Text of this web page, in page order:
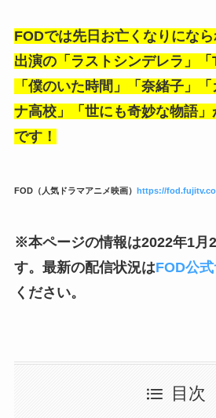
FODでは先日お亡くなりにな
出演の「ラストシンデレラ」
「僕のいた時間」「奈緒子」
ナ高校」「世にも奇妙な物語
です！
FOD（人気ドラマアニメ映画） https://
※本ページの情報は2022年1月
す。最新の配信状況はFOD公式
ください。
目次